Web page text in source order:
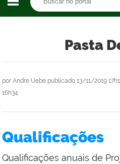
Pasta
por Andre Uebe publicado 13/11/2019
16h34
Qualificações
Qualificações anuais de